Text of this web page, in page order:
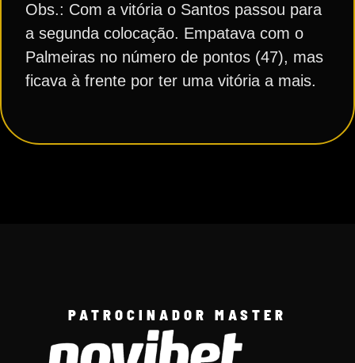
Obs.: Com a vitória o Santos passou para
a segunda colocação. Empatava com o
Palmeiras no número de pontos (47), mas
ficava à frente por ter uma vitória a mais.
PATROCINADOR MASTER